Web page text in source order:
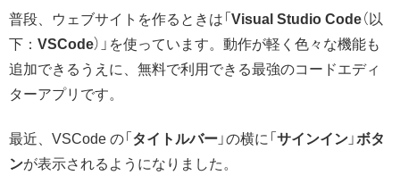
普段、ウェブサイトを作るときは「 Visual Studio Code（以
下： VSCode）」を使っています。動作が軽く色々な機能も
追加できるうえに、無料で利用できる最強のコードエディ
ターアプリです。
最近、VSCode の「 タイトルバー 」の横に「 サインイン 」ボタ
ンが表示されるようになりました。